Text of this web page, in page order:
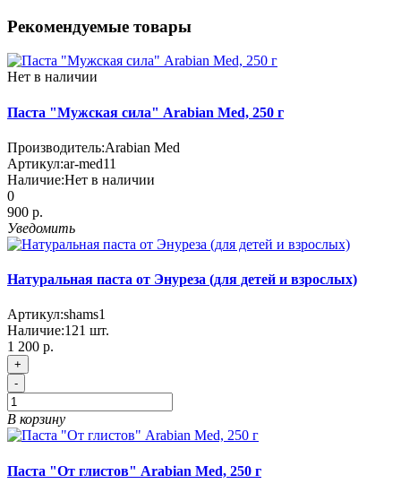
Рекомендуемые товары
Нет в наличии
Паста "Мужская сила" Arabian Med, 250 г
Производитель:Arabian Med
Артикул:ar-med11
Наличие:Нет в наличии
0
900 р.
Уведомить
Натуральная паста от Энуреза (для детей и взрослых)
Артикул:shams1
Наличие:121 шт.
1 200 р.
+
-
В корзину
Паста "От глистов" Arabian Med, 250 г